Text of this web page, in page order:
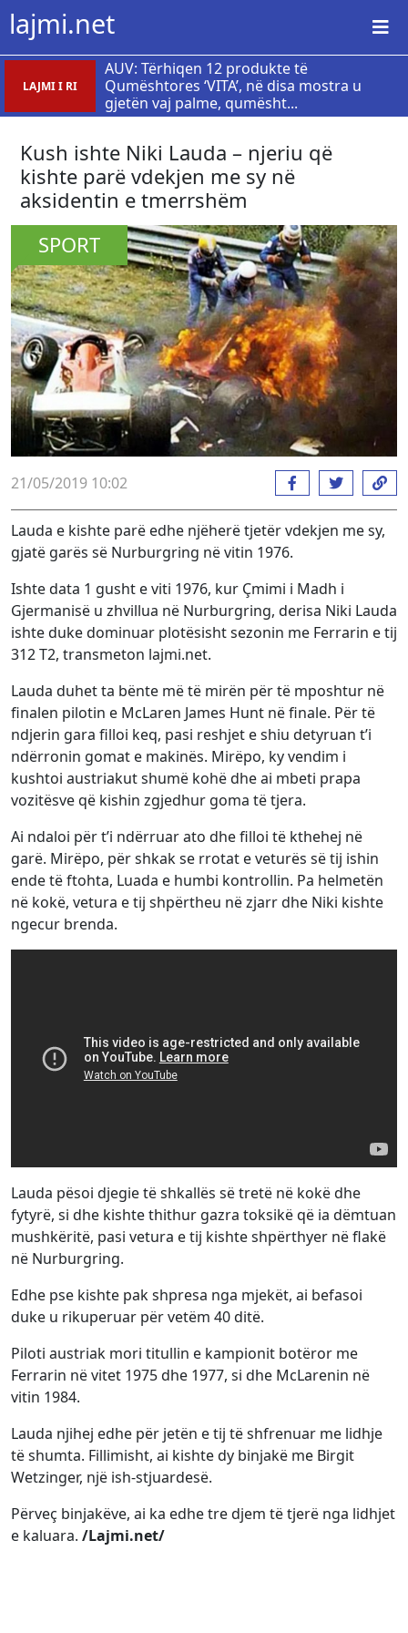
lajmi.net
LAJMI I RI
AUV: Tërhiqen 12 produkte të
Qumështores ‘VITA’, në disa mostra u
gjetën vaj palme, qumësht...
Kush ishte Niki Lauda – njeriu që
kishte parë vdekjen me sy në
aksidentin e tmerrshëm
SPORT
21/05/2019 10:02
Lauda e kishte parë edhe njëherë tjetër vdekjen me sy,
gjatë garës së Nurburgring në vitin 1976.
Ishte data 1 gusht e viti 1976, kur Çmimi i Madh i
Gjermanisë u zhvillua në Nurburgring, derisa Niki Lauda
ishte duke dominuar plotësisht sezonin me Ferrarin e tij
312 T2, transmeton lajmi.net.
Lauda duhet ta bënte më të mirën për të mposhtur në
finalen pilotin e McLaren James Hunt në finale. Për të
ndjerin gara filloi keq, pasi reshjet e shiu detyruan t’i
ndërronin gomat e makinës. Mirëpo, ky vendim i
kushtoi austriakut shumë kohë dhe ai mbeti prapa
vozitësve që kishin zgjedhur goma të tjera.
Ai ndaloi për t’i ndërruar ato dhe filloi të kthehej në
garë. Mirëpo, për shkak se rrotat e veturës së tij ishin
ende të ftohta, Luada e humbi kontrollin. Pa helmetën
në kokë, vetura e tij shpërtheu në zjarr dhe Niki kishte
ngecur brenda.
Lauda pësoi djegie të shkallës së tretë në kokë dhe
fytyrë, si dhe kishte thithur gazra toksikë që ia dëmtuan
mushkëritë, pasi vetura e tij kishte shpërthyer në flakë
në Nurburgring.
Edhe pse kishte pak shpresa nga mjekët, ai befasoi
duke u rikuperuar për vetëm 40 ditë.
Piloti austriak mori titullin e kampionit botëror me
Ferrarin në vitet 1975 dhe 1977, si dhe McLarenin në
vitin 1984.
Lauda njihej edhe për jetën e tij të shfrenuar me lidhje
të shumta. Fillimisht, ai kishte dy binjakë me Birgit
Wetzinger, një ish-stjuardesë.
Përveç binjakëve, ai ka edhe tre djem të tjerë nga lidhjet
e kaluara. /Lajmi.net/